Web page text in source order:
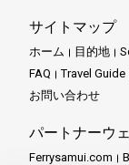
サイトマップ
ホーム 目的地
FAQ
Travel Guide
お問い合わせ
パートナーウ
Ferrysamui.com